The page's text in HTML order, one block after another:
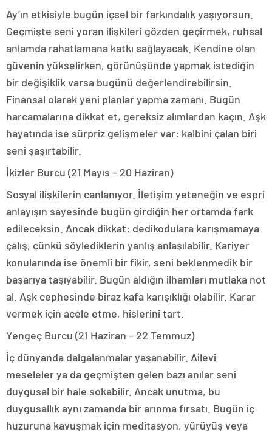
Ay’ın etkisiyle bugün içsel bir farkındalık yaşıyorsun.
Geçmişte seni yoran ilişkileri gözden geçirmek, ruhsal
anlamda rahatlamana katkı sağlayacak. Kendine olan
güvenin yükselirken, görünüşünde yapmak istediğin
bir değişiklik varsa bugünü değerlendirebilirsin.
Finansal olarak yeni planlar yapma zamanı. Bugün
harcamalarına dikkat et, gereksiz alımlardan kaçın. Aşk
hayatında ise sürpriz gelişmeler var: kalbini çalan biri
seni şaşırtabilir.
İkizler Burcu (21 Mayıs – 20 Haziran)
Sosyal ilişkilerin canlanıyor. İletişim yeteneğin ve espri
anlayışın sayesinde bugün girdiğin her ortamda fark
edileceksin. Ancak dikkat: dedikodulara karışmamaya
çalış, çünkü söylediklerin yanlış anlaşılabilir. Kariyer
konularında ise önemli bir fikir, seni beklenmedik bir
başarıya taşıyabilir. Bugün aldığın ilhamları mutlaka not
al. Aşk cephesinde biraz kafa karışıklığı olabilir. Karar
vermek için acele etme, hislerini tart.
Yengeç Burcu (21 Haziran – 22 Temmuz)
İç dünyanda dalgalanmalar yaşanabilir. Ailevi
meseleler ya da geçmişten gelen bazı anılar seni
duygusal bir hale sokabilir. Ancak unutma, bu
duygusallık aynı zamanda bir arınma fırsatı. Bugün iç
huzuruna kavuşmak için meditasyon, yürüyüş veya